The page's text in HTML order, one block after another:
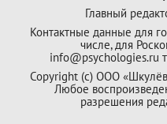
Главный
Контактные данные для
числе, для
info@psychologies.ru
Copyright (с) ООО
Любое
разрешения